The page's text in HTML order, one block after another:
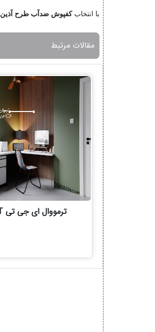
با انتخابکفپوش ضدآب طرح آذین
مقالات مرتبط
ترمووال ای جی تی AGT